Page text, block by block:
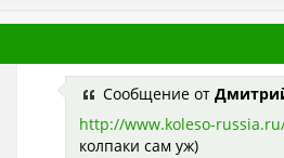
Сообщение от
http://www.koleso-
колпаки сам уж)